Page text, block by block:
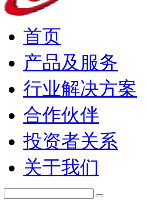
首页
产品及服务
行业解决方案
合作伙伴
投资者关系
关于我们